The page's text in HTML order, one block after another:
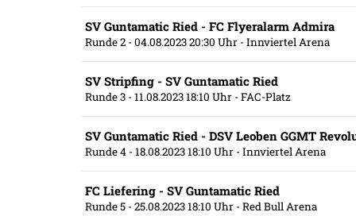
SV Guntamatic Ried - FC Flyeralarm Admira
Runde 2 - 04.08.2023 20:30 Uhr - Innviertel Arena
SV Stripfing - SV Guntamatic Ried
Runde 3 - 11.08.2023 18:10 Uhr - FAC-Platz
SV Guntamatic Ried - DSV Leoben GGMT
Runde 4 - 18.08.2023 18:10 Uhr - Innviertel Arena
FC Liefering - SV Guntamatic Ried
Runde 5 - 25.08.2023 18:10 Uhr - Red Bull Arena